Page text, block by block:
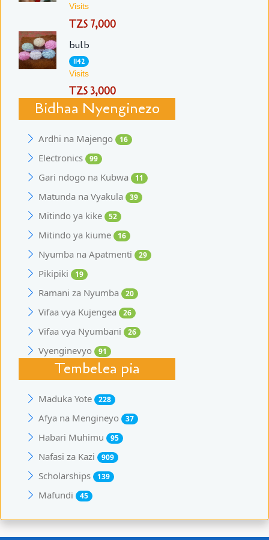
Visits
TZS 7,000
bulb
1142
Visits
TZS 3,000
Bidhaa Nyenginezo
Ardhi na Majengo 16
Electronics 99
Gari ndogo na Kubwa 11
Matunda na Vyakula 39
Mitindo ya kike 52
Mitindo ya kiume 16
Nyumba na Apatmenti 29
Pikipiki 19
Ramani za Nyumba 20
Vifaa vya Kujengea 26
Vifaa vya Nyumbani 26
Vyenginevyo 91
Tembelea pia
Maduka Yote 228
Afya na Mengineyo 37
Habari Muhimu 95
Nafasi za Kazi 909
Scholarships 139
Mafundi 45